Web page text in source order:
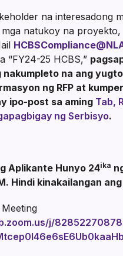
na interesadong
natukoy na proyekto,
“FY24-25 HCBS,”
nakumpleto na ang
ng RFP at
ipo-post sa aming Tab,
ng Serbisyo.
Aplikante Hunyo 24ika
Hindi kinakailangan
j/